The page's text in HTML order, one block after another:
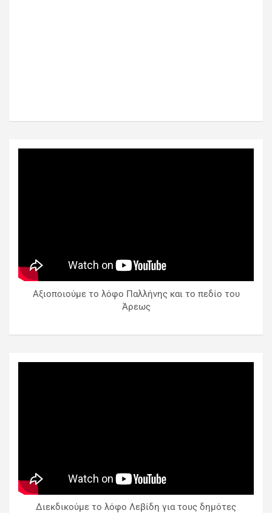
Αξιοποιούμε το λόφο Παλλήνης και το πεδίο του
Άρεως
Διεκδικούμε το λόφο Λεβίδη για τους δημότες